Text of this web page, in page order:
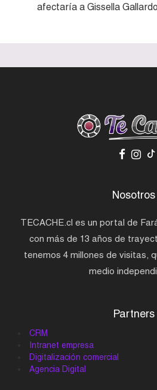
afectaría a Gissella Gallardo
Nosotros
TECACHE.cl es un portal de
con más de 13 años de
tenemos 4 millones de visitas,
medio
Partners
CRM
Intranet empresa
Digitalización comercial
Agencia Digital